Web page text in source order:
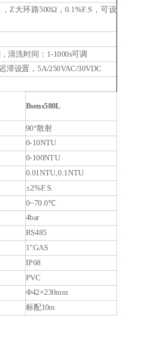
Z大环路500Ω，0.1%F.S，可设
清洗时间：1-1000s可调
滞设置，5A/250VAC/30VDC
Bsens580L
90°散射
0-10NTU
0-100NTU
0.01NTU,0.1NTU
±2%F.S.
0~70.0℃
4bar
RS485
1"GAS
IP68
PVC
Ф42×230mm
标配10m